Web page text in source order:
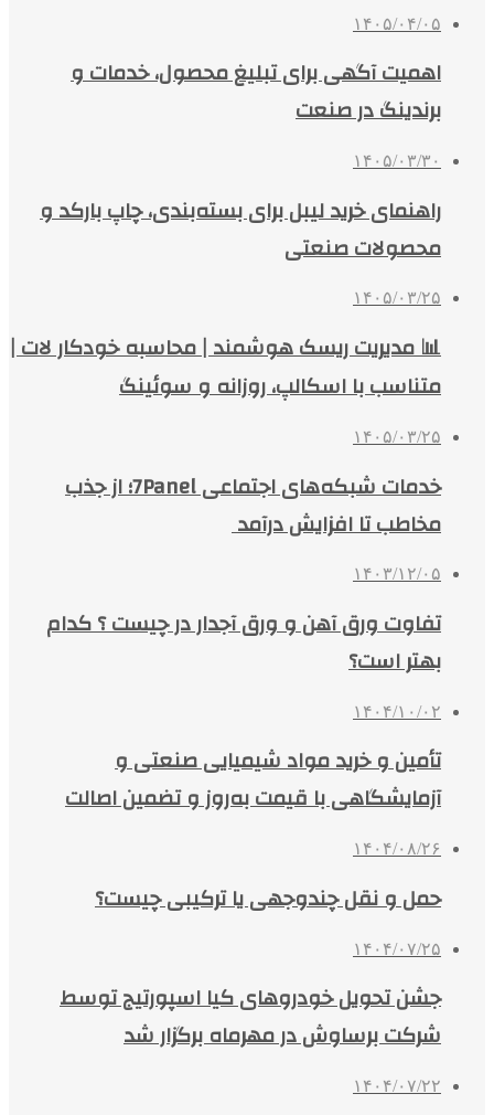
۱۴۰۵/۰۴/۰۵
اهمیت آگهی برای تبلیغ محصول، خدمات و
برندینگ در صنعت
۱۴۰۵/۰۳/۳۰
راهنمای خرید لیبل برای بسته‌بندی، چاپ بارکد و
محصولات صنعتی
۱۴۰۵/۰۳/۲۵
📊 مدیریت ریسک هوشمند | محاسبه خودکار لات |
متناسب با اسکالپ، روزانه و سوئینگ
۱۴۰۵/۰۳/۲۵
خدمات شبکه‌های اجتماعی 7Panel؛ از جذب
مخاطب تا افزایش درآمد
۱۴۰۳/۱۲/۰۵
تفاوت ورق آهن و ورق آجدار در چیست ؟ کدام
بهتر است؟
۱۴۰۴/۱۰/۰۲
تأمین و خرید مواد شیمیایی صنعتی و
آزمایشگاهی با قیمت به‌روز و تضمین اصالت
۱۴۰۴/۰۸/۲۶
حمل و نقل چندوجهی یا ترکیبی چیست؟
۱۴۰۴/۰۷/۲۵
جشن تحویل خودروهای کیا اسپورتیج توسط
شرکت برساوش در مهرماه برگزار شد
۱۴۰۴/۰۷/۲۲